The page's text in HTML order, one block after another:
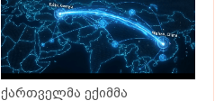
ქართველმა ექიმმა